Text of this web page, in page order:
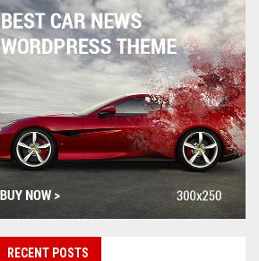
RECENT POSTS